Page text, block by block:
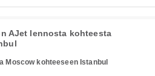
AJet lennosta kohteesta
Moscow kohteeseen Istanbul